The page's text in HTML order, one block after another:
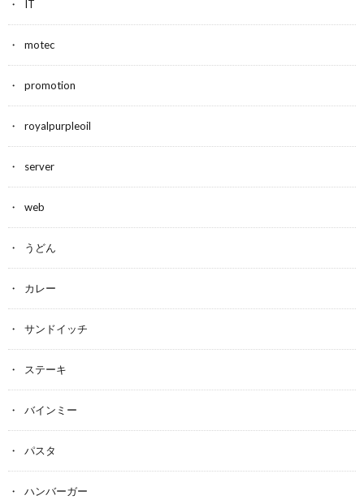
IT
motec
promotion
royalpurpleoil
server
web
うどん
カレー
サンドイッチ
ステーキ
バインミー
パスタ
ハンバーガー